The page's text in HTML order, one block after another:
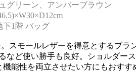
グリーン、アンバーブラウン
下1階 バッグ
スモールレザーを得意とするブラ
ど使い勝手も良好。ショルダー
能性を両立させたい方にもおすす